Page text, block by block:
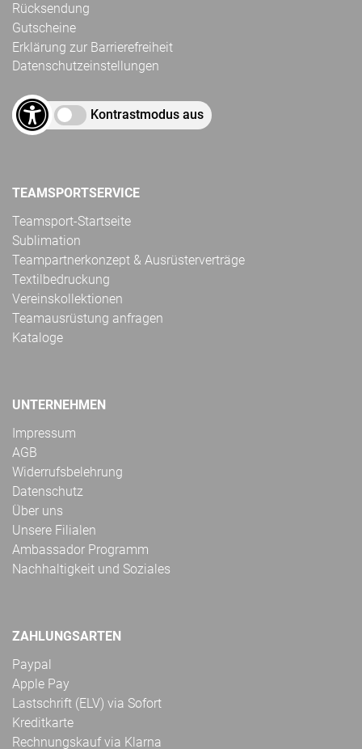
Rücksendung
Gutscheine
Erklärung zur Barrierefreiheit
Datenschutzeinstellungen
Kontrastmodus aus
TEAMSPORTSERVICE
Teamsport-Startseite
Sublimation
Teampartnerkonzept & Ausrüsterverträge
Textilbedruckung
Vereinskollektionen
Teamausrüstung anfragen
Kataloge
UNTERNEHMEN
Impressum
AGB
Widerrufsbelehrung
Datenschutz
Über uns
Unsere Filialen
Ambassador Programm
Nachhaltigkeit und Soziales
ZAHLUNGSARTEN
Paypal
Apple Pay
Lastschrift (ELV) via Sofort
Kreditkarte
Rechnungskauf via Klarna